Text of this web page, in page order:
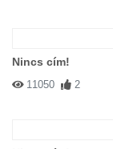
Nincs cím!
11050 2